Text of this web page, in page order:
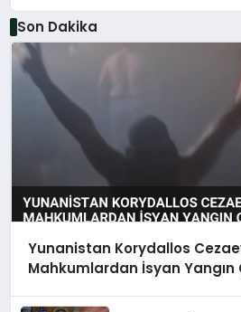
Son Dakika
Yunanistan Korydallos
Mahkumlardan İsyan Yangın